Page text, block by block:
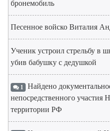
бронемобиль
Песенное войско Виталия
Ученик устроил стрельбу в
убив бабушку с дедушкой
1 Найдено
непосредственного участия
территории РФ